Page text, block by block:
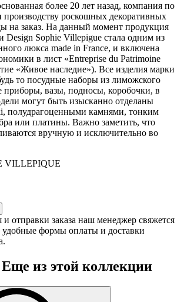
более 20 лет назад, компания по
роскошных декоративных
на заказ. На данный момент продукция
Design Sophie Villepigue стала одним из
люкса made in France, и включена
в лист «Entreprise du Patrimoine
«Живое наследие»). Все изделия марки
то посудные наборы из лиможского
приборы, вазы, подносы, коробочки, в
могут быть изысканно отделаны
полудрагоценными камнями, тонким
или платины. Важно заметить, что
вручную и исключительно во
VILLEPIQUE
отправки заказа наш менеджер свяжется
удобные формы оплаты и доставки
Еще из этой коллекции